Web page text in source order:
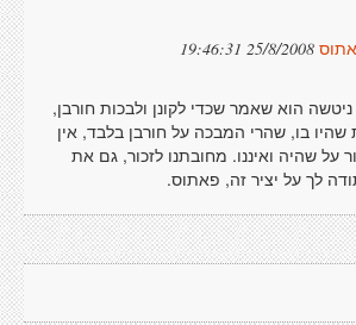
25/8/2008 19:46:31
הוא שאמר שכדי לקונן ולבכות חורבן,
שהיו בו, שהרי המבכה על חורבן בלבד, אין
על שהיה ואיננו. מחובתנו לזכור, גם את
לך על יציר זה, פאתוס.